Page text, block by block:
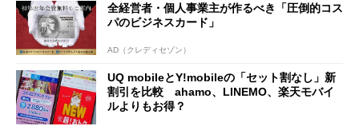
全経営者・個人事業主が作るべき「圧倒的コス
パのビジネスカード」
AD（クレディセゾン）
UQ mobileとY!mobileの「セット割なし」新
割引を比較 ahamo、LINEMO、楽天モバイ
ルよりもお得？